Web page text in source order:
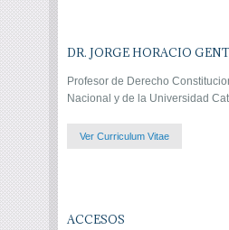
DR. JORGE HORACIO
Profesor de Derecho
Nacional y de la Universidad
Ver Curriculum Vitae
ACCESOS